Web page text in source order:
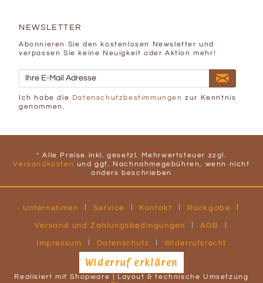
NEWSLETTER
Abonnieren Sie den kostenlosen Newsletter und
verpassen Sie keine Neuigkeit oder Aktion mehr!
Ich habe die Datenschutzbestimmungen zur Kenntnis
genommen.
* Alle Preise inkl. gesetzl. Mehrwertsteuer zzgl.
Versandkosten und ggf. Nachnahmegebühren, wenn nicht
anders beschrieben
Unternehmen Service Kontakt Rückgabe
Versand und Zahlungsbedingungen AGB
Impressum Datenschutz Widerrufsrecht
Widerruf erklären
Realisiert mit Shopware | Layout & technische Umsetzung